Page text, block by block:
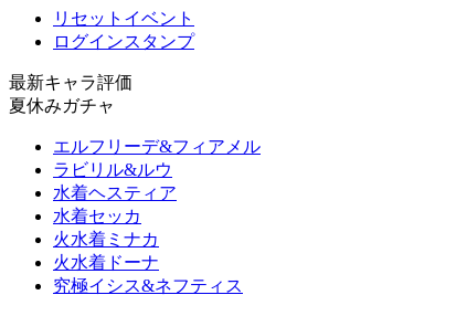
リセットイベント
ログインスタンプ
最新キャラ評価
夏休みガチャ
エルフリーデ&フィアメル
ラビリル&ルウ
水着ヘスティア
水着セッカ
火水着ミナカ
火水着ドーナ
究極イシス&ネフティス